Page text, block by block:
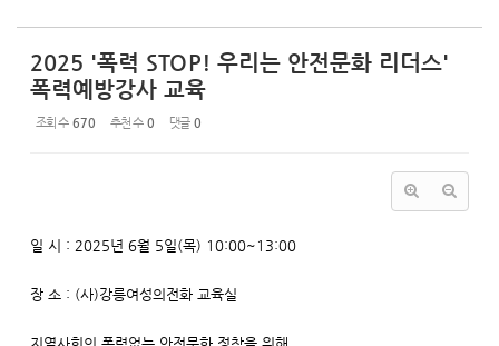
2025 '폭력 STOP! 우리는 안전문화 리더스'
폭력예방강사 교육
조회 수 670 추천 수 0 댓글 0
일 시 : 2025년 6월 5일(목) 10:00~13:00
장 소 : (사)강릉여성의전화 교육실